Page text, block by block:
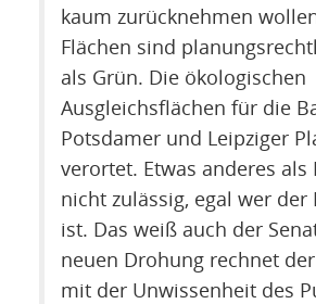
kaum zurücknehmen
Flächen sind
als Grün. Die ökologischen
Ausgleichsflächen für die
Potsdamer und Leipziger
verortet. Etwas anderes als
nicht zulässig, egal wer der
ist. Das weiß auch der
neuen Drohung rechnet
mit der Unwissenheit des